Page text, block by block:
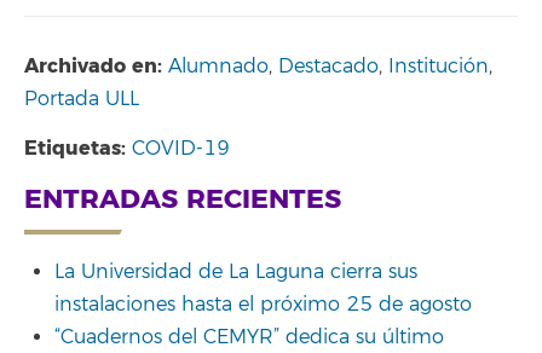
Archivado en: Alumnado, Destacado, Institución,
Portada ULL
Etiquetas: COVID-19
ENTRADAS RECIENTES
La Universidad de La Laguna cierra sus
instalaciones hasta el próximo 25 de agosto
“Cuadernos del CEMYR” dedica su último